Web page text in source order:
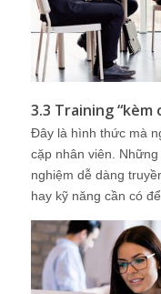
3.3 Training “kèm
Đây là hình thức mà
cặp nhân viên.
nghiệm dễ dàng
hay kỹ năng cần có